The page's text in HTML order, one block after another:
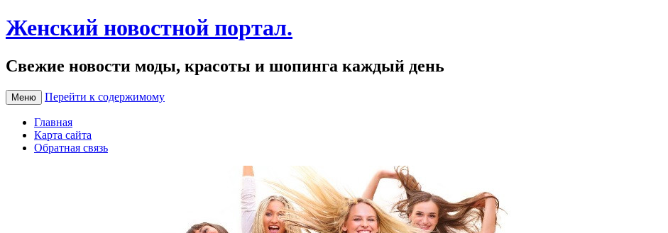
Женский новостной портал.
Свежие новости моды, красоты и шопинга каждый день
Меню Перейти к содержимому
Главная
Карта сайта
Обратная связь